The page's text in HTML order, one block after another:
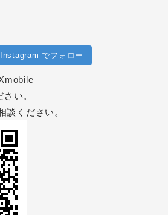
Instagram でフォロー
い。
談ください。